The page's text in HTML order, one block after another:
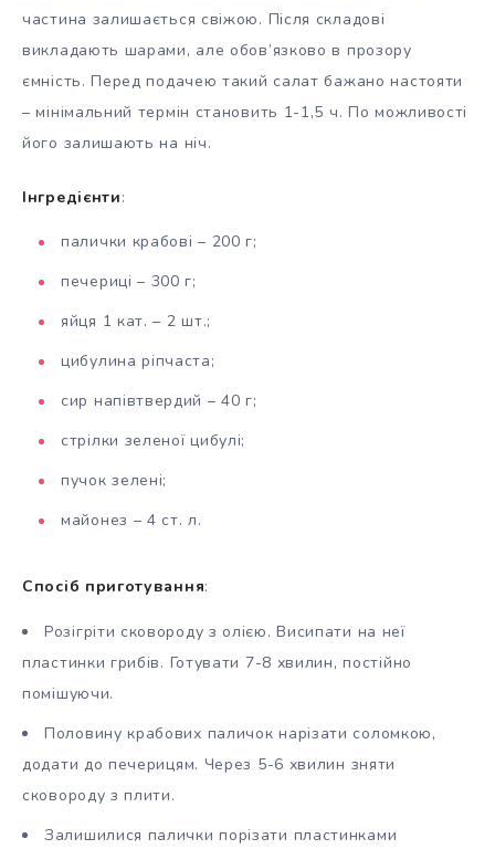
частина залишається свіжою. Після складові
викладають шарами, але обов’язково в прозору
ємність. Перед подачею такий салат бажано настояти
– мінімальний термін становить 1-1,5 ч. По можливості
його залишають на ніч.
Інгредієнти:
палички крабові – 200 г;
печериці – 300 г;
яйця 1 кат. – 2 шт.;
цибулина ріпчаста;
сир напівтвердий – 40 г;
стрілки зеленої цибулі;
пучок зелені;
майонез – 4 ст. л.
Спосіб приготування:
Розігріти сковороду з олією. Висипати на неї
пластинки грибів. Готувати 7-8 хвилин, постійно
помішуючи.
Половину крабових паличок нарізати соломкою,
додати до печерицям. Через 5-6 хвилин зняти
сковороду з плити.
Залишилися палички порізати пластинками